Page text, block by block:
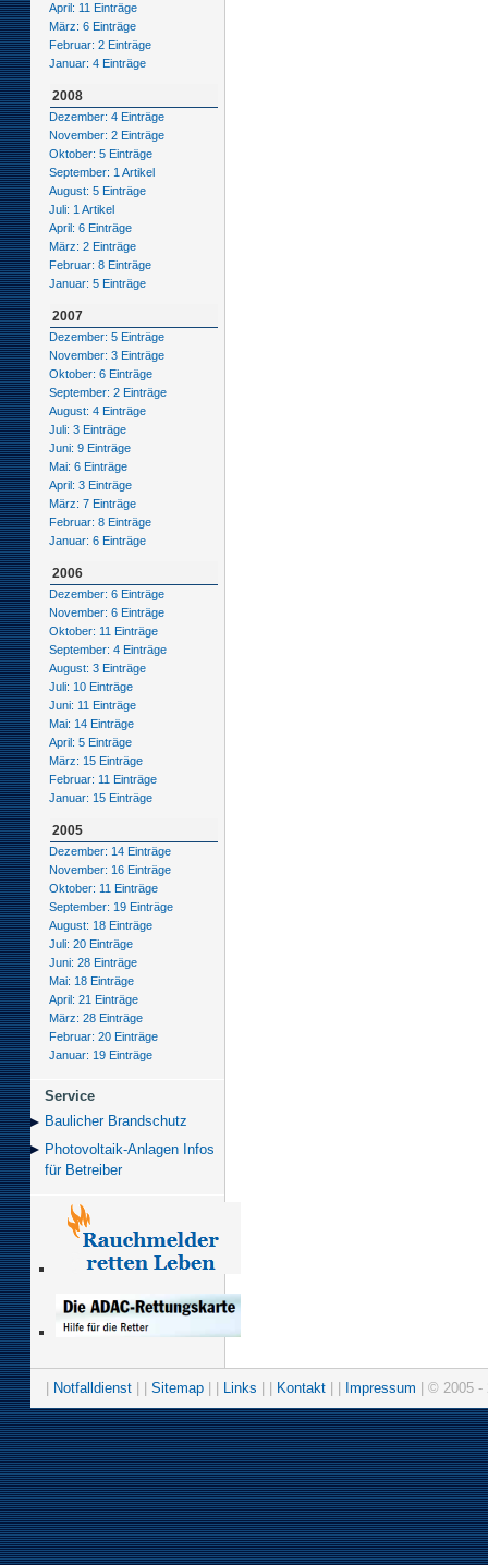
April: 11 Einträge
März: 6 Einträge
Februar: 2 Einträge
Januar: 4 Einträge
2008
Dezember: 4 Einträge
November: 2 Einträge
Oktober: 5 Einträge
September: 1 Artikel
August: 5 Einträge
Juli: 1 Artikel
April: 6 Einträge
März: 2 Einträge
Februar: 8 Einträge
Januar: 5 Einträge
2007
Dezember: 5 Einträge
November: 3 Einträge
Oktober: 6 Einträge
September: 2 Einträge
August: 4 Einträge
Juli: 3 Einträge
Juni: 9 Einträge
Mai: 6 Einträge
April: 3 Einträge
März: 7 Einträge
Februar: 8 Einträge
Januar: 6 Einträge
2006
Dezember: 6 Einträge
November: 6 Einträge
Oktober: 11 Einträge
September: 4 Einträge
August: 3 Einträge
Juli: 10 Einträge
Juni: 11 Einträge
Mai: 14 Einträge
April: 5 Einträge
März: 15 Einträge
Februar: 11 Einträge
Januar: 15 Einträge
2005
Dezember: 14 Einträge
November: 16 Einträge
Oktober: 11 Einträge
September: 19 Einträge
August: 18 Einträge
Juli: 20 Einträge
Juni: 28 Einträge
Mai: 18 Einträge
April: 21 Einträge
März: 28 Einträge
Februar: 20 Einträge
Januar: 19 Einträge
Service
Baulicher Brand­schutz
Photovoltaik-Anlagen Infos
für Betreiber
Notfalldienst Sitemap Links Kontakt Impressum | © 2005 -